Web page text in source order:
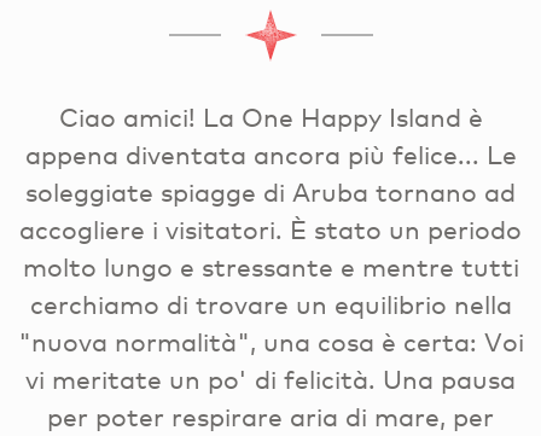
Ciao amici! La One Happy Island è
appena diventata ancora più felice... Le
soleggiate spiagge di Aruba tornano ad
accogliere i visitatori. È stato un periodo
molto lungo e stressante e mentre tutti
cerchiamo di trovare un equilibrio nella
"nuova normalità", una cosa è certa: Voi
vi meritate un po' di felicità. Una pausa
per poter respirare aria di mare, per